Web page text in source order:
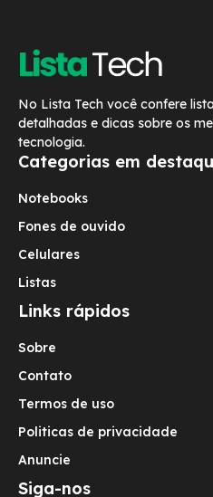
No Lista Tech você confere
detalhadas e dicas sobre os
tecnologia.
Categorias em
Notebooks
Fones de ouvido
Celulares
Listas
Links rápidos
Sobre
Contato
Termos de uso
Politicas de privacidade
Anuncie
Siga-nos